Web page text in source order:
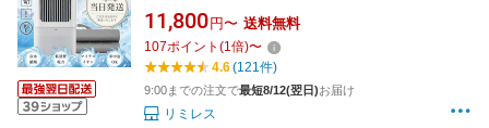
マット 冷却マット 電気式 水冷クールマット 空
調ベッド ひんやり水流快眠マット 電気 冷却 マ
ット 水冷マットレス 水流マットレ 一人暮らし
防災 車中泊 キャンプ 犬 猫 ペット可
11,800 円〜 送料無料
107ポイント (1 倍)〜
4.6(121件)
9:00までの注文で最短8/12(翌日)お届け
リミレス